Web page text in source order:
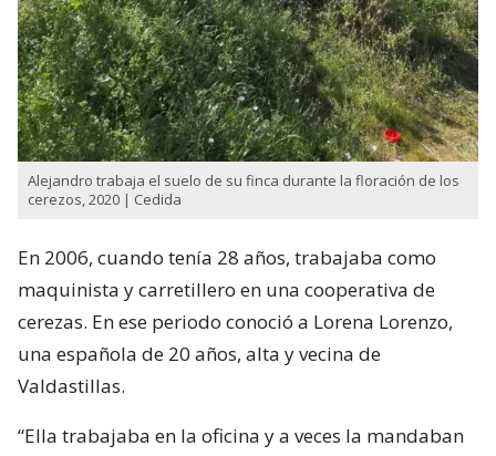
Alejandro trabaja el suelo de su finca durante la floración de los
cerezos, 2020 | Cedida
En 2006, cuando tenía 28 años, trabajaba como
maquinista y carretillero en una cooperativa de
cerezas. En ese periodo conoció a Lorena Lorenzo,
una española de 20 años, alta y vecina de
Valdastillas.
“Ella trabajaba en la oficina y a veces la mandaban